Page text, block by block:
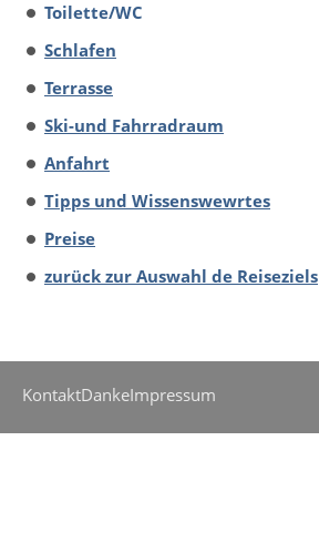
Toilette/WC
Schlafen
Terrasse
Ski-und Fahrradraum
Anfahrt
Tipps und Wissenswewrtes
Preise
zurück zur Auswahl de Reiseziels
KontaktDankeImpressum